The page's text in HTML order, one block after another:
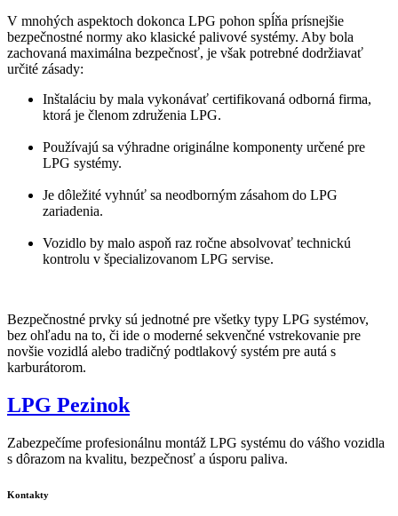
V mnohých aspektoch dokonca LPG pohon spĺňa prísnejšie
bezpečnostné normy ako klasické palivové systémy. Aby bola
zachovaná maximálna bezpečnosť, je však potrebné dodržiavať
určité zásady:
Inštaláciu by mala vykonávať certifikovaná odborná firma,
ktorá je členom združenia LPG.
Používajú sa výhradne originálne komponenty určené pre
LPG systémy.
Je dôležité vyhnúť sa neodborným zásahom do LPG
zariadenia.
Vozidlo by malo aspoň raz ročne absolvovať technickú
kontrolu v špecializovanom LPG servise.
Bezpečnostné prvky sú jednotné pre všetky typy LPG systémov,
bez ohľadu na to, či ide o moderné sekvenčné vstrekovanie pre
novšie vozidlá alebo tradičný podtlakový systém pre autá s
karburátorom.
LPG Pezinok
Zabezpečíme profesionálnu montáž LPG systému do vášho vozidla
s dôrazom na kvalitu, bezpečnosť a úsporu paliva.
Kontakty